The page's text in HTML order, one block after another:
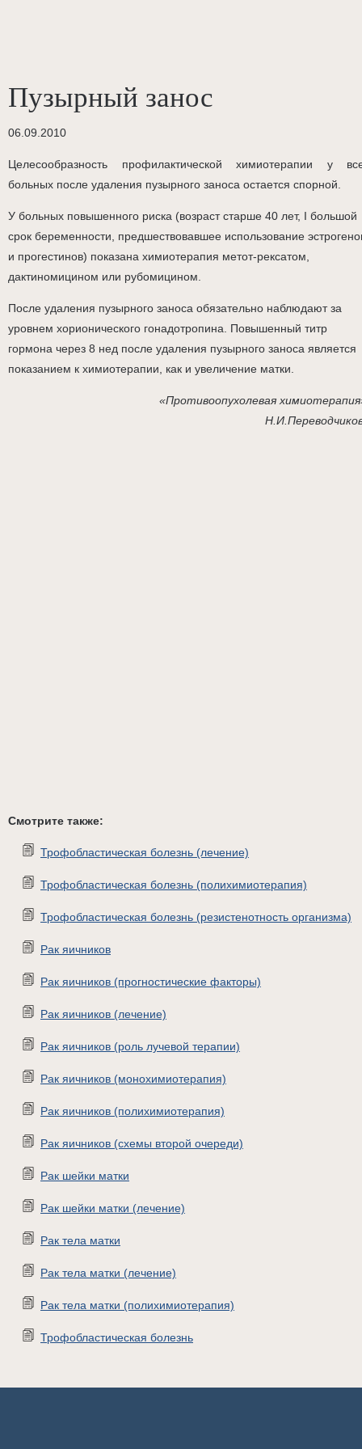
Пузырный занос
06.09.2010
Целесообразность профилактической химиотерапии у
больных после удаления пузырного заноса остается спорной.
У больных повышенного риска (возраст старше 40 лет, I большой
срок беременности, предшествовавшее использование
и прогестинов) показана химиотерапия метот-рексатом,
дактиномицином или рубомицином.
После удаления пузырного заноса обязательно наблюдают за
уровнем хорионического гонадотропина. Повышенный титр
гормона через 8 нед после удаления пузырного заноса является
показанием к химиотерапии, как и увеличение матки.
«Противоопухолевая
Смотрите также:
Трофобластическая болезнь (лечение)
Трофобластическая болезнь (полихимиотерапия)
Трофобластическая болезнь (резистенотность организма)
Рак яичников
Рак яичников (прогностические факторы)
Рак яичников (лечение)
Рак яичников (роль лучевой терапии)
Рак яичников (монохимиотерапия)
Рак яичников (полихимиотерапия)
Рак яичников (схемы второй очереди)
Рак шейки матки
Рак шейки матки (лечение)
Рак тела матки
Рак тела матки (лечение)
Рак тела матки (полихимиотерапия)
Трофобластическая болезнь